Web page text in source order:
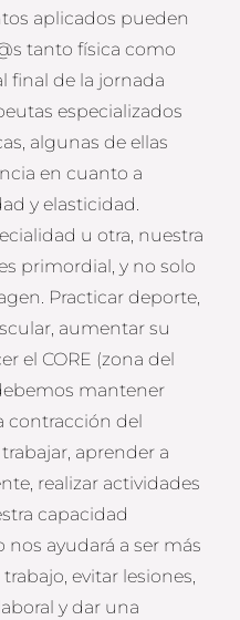
aplicados pueden
tanto física como
final de la jornada
especializados
algunas de ellas
en cuanto a
y elasticidad.
u otra, nuestra
primordial, y no solo
Practicar deporte,
aumentar su
el CORE (zona del
mantener
contracción del
aprender a
realizar actividades
capacidad
ayudará a ser más
evitar lesiones,
y dar una